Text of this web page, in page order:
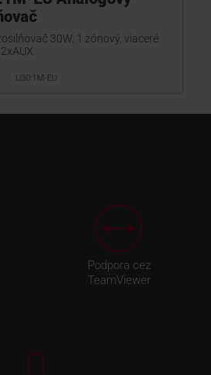
30W, 1 zónový, viaceré
U30:1M-EU
Podpora cez
TeamViewer